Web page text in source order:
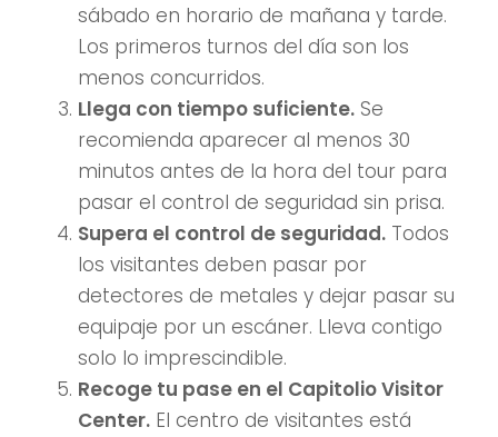
sábado en horario de mañana y tarde.
Los primeros turnos del día son los
menos concurridos.
Llega con tiempo suficiente. Se
recomienda aparecer al menos 30
minutos antes de la hora del tour para
pasar el control de seguridad sin prisa.
Supera el control de seguridad. Todos
los visitantes deben pasar por
detectores de metales y dejar pasar su
equipaje por un escáner. Lleva contigo
solo lo imprescindible.
Recoge tu pase en el Capitolio Visitor
Center. El centro de visitantes está